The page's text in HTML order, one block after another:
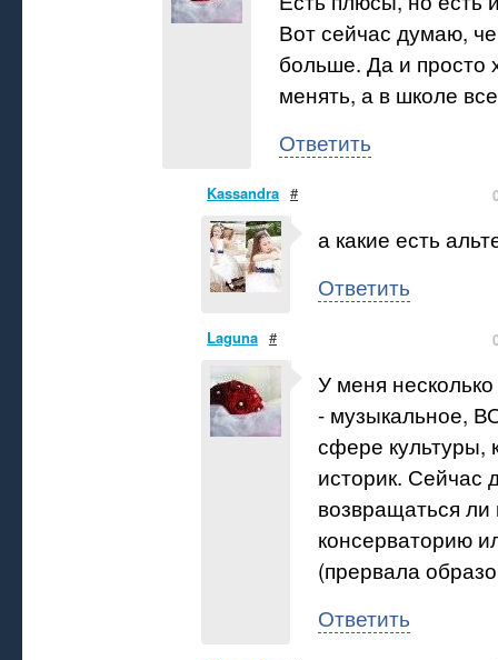
Вот сейчас думаю,
больше. Да и просто
менять, а в школе
Ответить
Kassandra #
а какие есть
Ответить
Laguna #
У меня
- музыкальное,
сфере культуры,
историк. Сейчас
возвращаться ли
консерваторию
(прервала
Ответить